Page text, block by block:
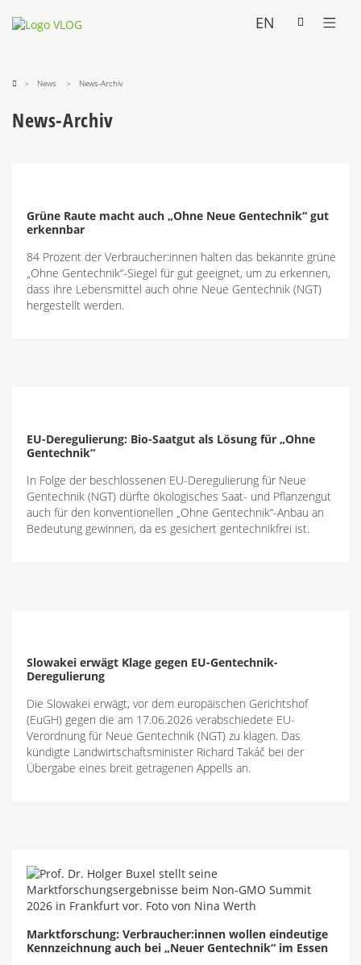
EN
News News-Archiv
News-Archiv
Grüne Raute macht auch „Ohne Neue Gentechnik“ gut
erkennbar
84 Prozent der Verbraucher:innen halten das bekannte grüne
„Ohne Gentechnik“-Siegel für gut geeignet, um zu erkennen,
dass ihre Lebensmittel auch ohne Neue Gentechnik (NGT)
hergestellt werden.
EU-Deregulierung: Bio-Saatgut als Lösung für „Ohne
Gentechnik“
In Folge der beschlossenen EU-Deregulierung für Neue
Gentechnik (NGT) dürfte ökologisches Saat- und Pflanzengut
auch für den konventionellen „Ohne Gentechnik“-Anbau an
Bedeutung gewinnen, da es gesichert gentechnikfrei ist.
Slowakei erwägt Klage gegen EU-Gentechnik-
Deregulierung
Die Slowakei erwägt, vor dem europäischen Gerichtshof
(EuGH) gegen die am 17.06.2026 verabschiedete EU-
Verordnung für Neue Gentechnik (NGT) zu klagen. Das
kündigte Landwirtschaftsminister Richard Takáč bei der
Übergabe eines breit getragenen Appells an.
Marktforschung: Verbraucher:innen wollen eindeutige
Kennzeichnung auch bei „Neuer Gentechnik“ im Essen